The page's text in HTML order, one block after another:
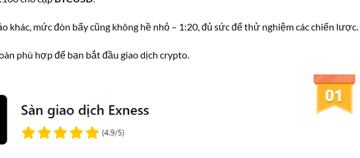
khác, mức đòn bẩy cũng không hề nhỏ – 1:20, đủ sức để thử nghiệm các chiến lược.
phù hợp để bạn bắt đầu giao dịch crypto.